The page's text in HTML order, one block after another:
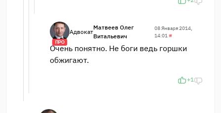
ПРО
Адвокат
Матвеев Олег
Витальевич
08 Января 2014,
14:01#
Очень понятно. Не боги ведь горшки
обжигают.
+1